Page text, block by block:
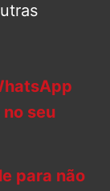
seu
para não